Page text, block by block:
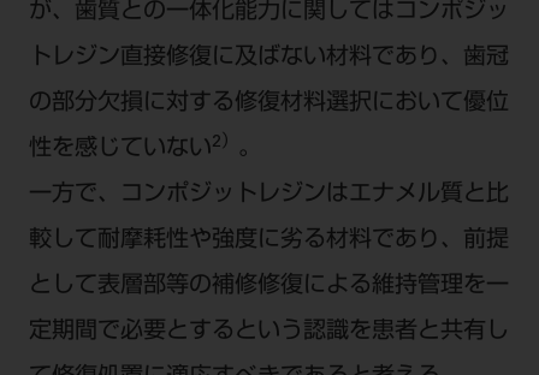
が、歯質との一体化能力に関してはコンポジッ
トレジン直接修復に及ばない材料であり、歯冠
の部分欠損に対する修復材料選択において優位
性を感じていない2）
。
一方で、コンポジットレジンはエナメル質と比
較して耐摩耗性や強度に劣る材料であり、前提
として表層部等の補修修復による維持管理を一
定期間で必要とするという認識を患者と共有し